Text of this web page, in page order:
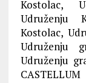
Kostolac,
Udruženju
Kostolac,
Udruženju
Udruženju